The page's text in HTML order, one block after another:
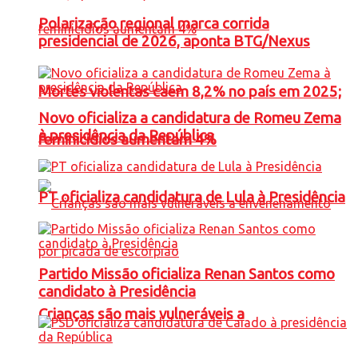
Mortes violentas caem 8,2% no país em 2025;
feminicídios aumentam 4%
Crianças são mais vulneráveis a
Polarização regional marca corrida
presidencial de 2026, aponta BTG/Nexus
Novo oficializa a candidatura de Romeu Zema
à presidência da República
PT oficializa candidatura de Lula à Presidência
Partido Missão oficializa Renan Santos como
candidato à Presidência